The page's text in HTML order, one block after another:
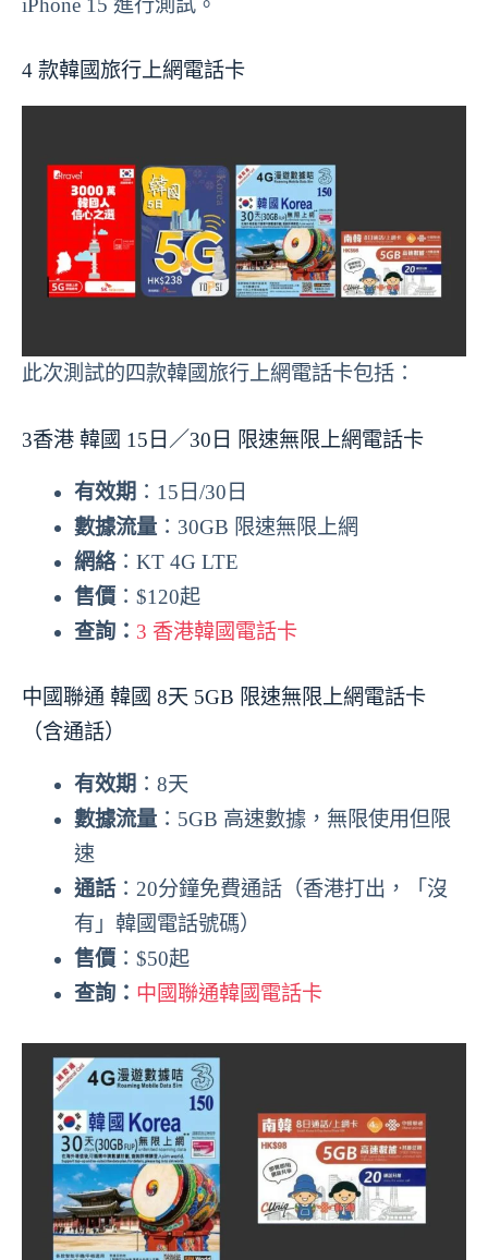
4 款韓國旅行上網電話卡
此次測試的四款韓國旅行上網電話卡包括：
3香港 韓國 15日／30日 限速無限上網電話卡
有效期 ：15日/30日
數據流量 ：30GB 限速無限上網
網絡：KT 4G LTE
售價 ：$120起
查詢： 3 香港韓國電話卡
中國聯通 韓國 8天 5GB 限速無限上網電話卡
（含通話）
有效期 ：8天
數據流量 ：5GB 高速數據，無限使用但限
速
通話：20分鐘免費通話（香港打出，「沒
有」韓國電話號碼）
售價 ：$50起
查詢： 中國聯通韓國電話卡